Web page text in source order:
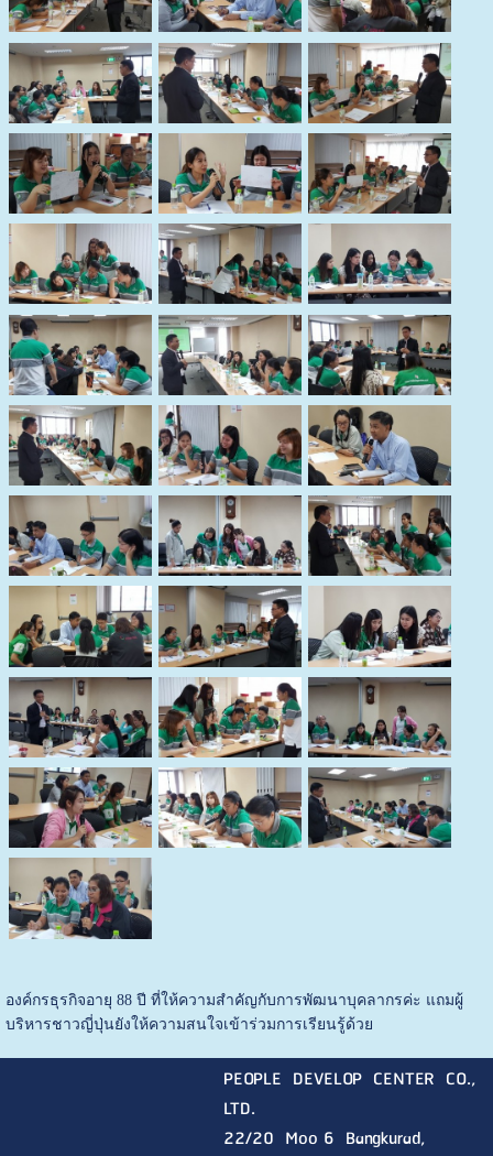
องค์กรธุรกิจอายุ 88 ปี ที่ให้ความสำคัญกับการพัฒนาบุคลากรค่ะ แถมผู้
บริหารชาวญี่ปุ่นยังให้ความสนใจเข้าร่วมการเรียนรู้ด้วย
PEOPLE DEVELOP CENTER CO.,
LTD.
22/20 Moo 6 Bangkurad,